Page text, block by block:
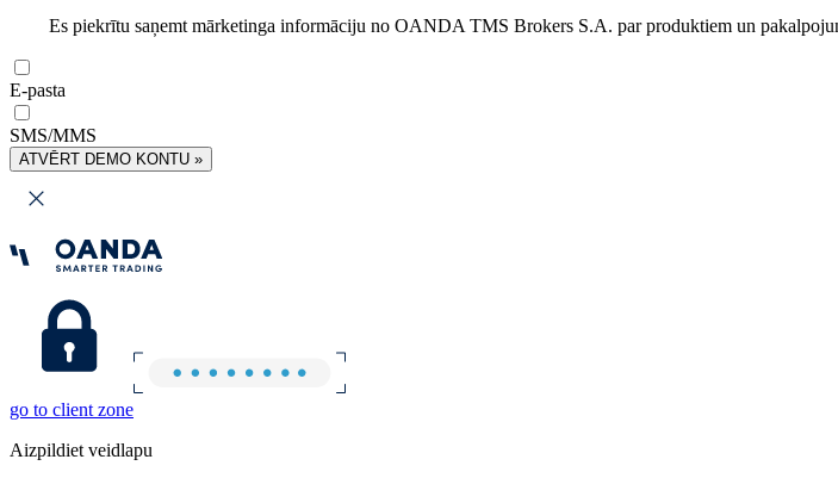
Es piekrītu saņemt mārketinga informāciju no OANDA TMS Brokers S.A. par produktiem un
E-pasta
SMS/MMS
ATVĒRT DEMO KONTU »
go to client zone
Aizpildiet veidlapu